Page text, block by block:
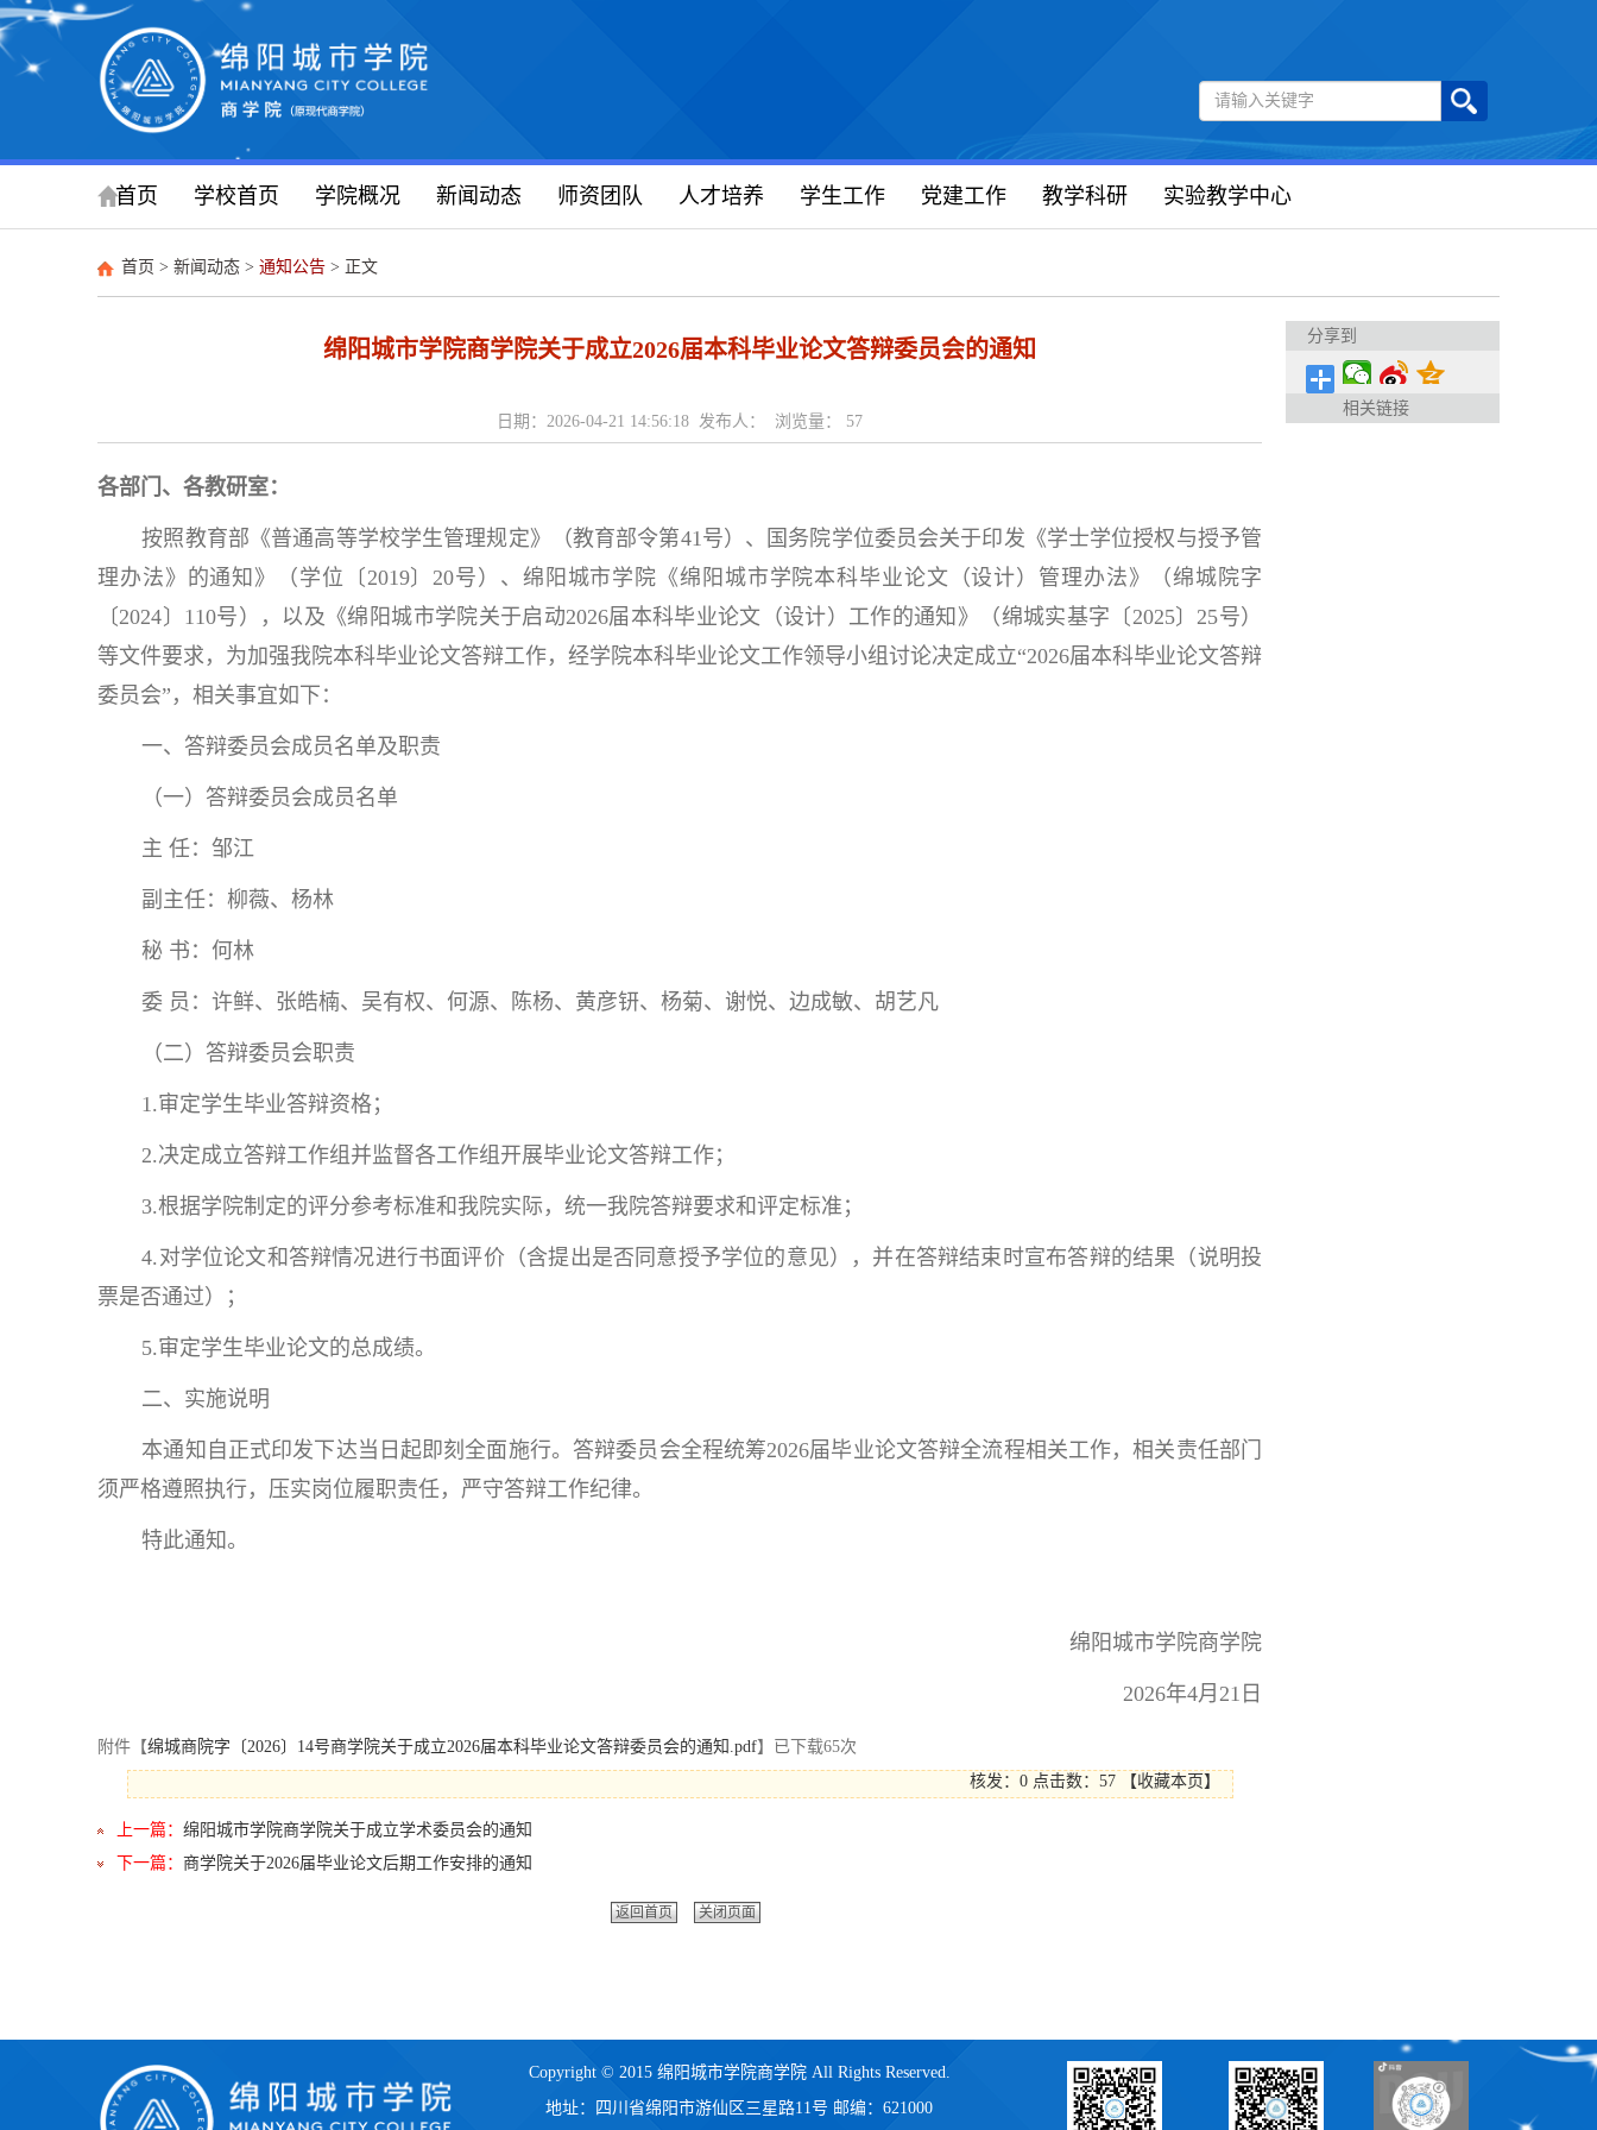
首页 学校首页 学院概况 新闻动态 师资团队 人才培养 学生工作 党建工作 教学科研 实验教学中心
首页 > 新闻动态 > 通知公告 > 正文
绵阳城市学院商学院关于成立2026届本科毕业论文答辩委员会的通知
日期：2026-04-21 14:56:18 发布人： 浏览量： 57
各部门、各教研室：
按照教育部《普通高等学校学生管理规定》（教育部令第41号）、国务院学位委员会关于印发《学士学位授权与授予管
理办法》的通知》（学位〔2019〕20号）、绵阳城市学院《绵阳城市学院本科毕业论文（设计）管理办法》（绵城院字
〔2024〕110号），以及《绵阳城市学院关于启动2026届本科毕业论文（设计）工作的通知》（绵城实基字〔2025〕25号）
等文件要求，为加强我院本科毕业论文答辩工作，经学院本科毕业论文工作领导小组讨论决定成立“2026届本科毕业论文答辩
委员会”，相关事宜如下：
一、答辩委员会成员名单及职责
（一）答辩委员会成员名单
主 任：邹江
副主任：柳薇、杨林
秘 书：何林
委 员：许鲜、张皓楠、吴有权、何源、陈杨、黄彦钘、杨菊、谢悦、边成敏、胡艺凡
（二）答辩委员会职责
1.审定学生毕业答辩资格；
2.决定成立答辩工作组并监督各工作组开展毕业论文答辩工作；
3.根据学院制定的评分参考标准和我院实际，统一我院答辩要求和评定标准；
4.对学位论文和答辩情况进行书面评价（含提出是否同意授予学位的意见），并在答辩结束时宣布答辩的结果（说明投
票是否通过）；
5.审定学生毕业论文的总成绩。
二、实施说明
本通知自正式印发下达当日起即刻全面施行。答辩委员会全程统筹2026届毕业论文答辩全流程相关工作，相关责任部门
须严格遵照执行，压实岗位履职责任，严守答辩工作纪律。
特此通知。
绵阳城市学院商学院
2026年4月21日
附件【绵城商院字〔2026〕14号商学院关于成立2026届本科毕业论文答辩委员会的通知.pdf】已下载65次
核发：0 点击数： 57 【收藏本页 】
上一篇： 绵阳城市学院商学院关于成立学术委员会的通知
下一篇： 商学院关于2026届毕业论文后期工作安排的通知
返回首页 关闭页面
分享到
相关链接
Copyright © 2015 绵阳城市学院商学院 All Rights Reserved.
地址：四川省绵阳市游仙区三星路11号 邮编：621000